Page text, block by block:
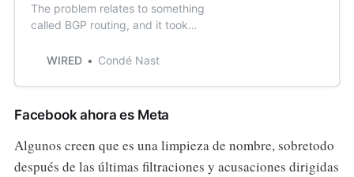
The problem relates to something
called BGP routing, and it took
business.
WIRED Condé Nast
Facebook ahora es Meta
Algunos creen que es una limpieza de nombre, sobretodo
después de las últimas filtraciones y acusaciones dirigidas